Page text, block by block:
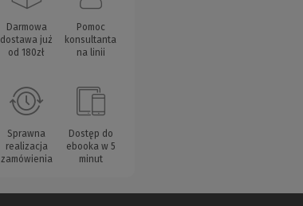
Darmowa
dostawa już
od 180zł
Pomoc
konsultanta
na linii
Sprawna
realizacja
zamówienia
Dostęp do
ebooka w 5
minut